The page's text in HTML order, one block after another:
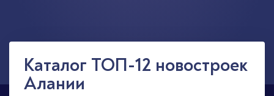
Каталог ТОП-12 новостроек
Алании